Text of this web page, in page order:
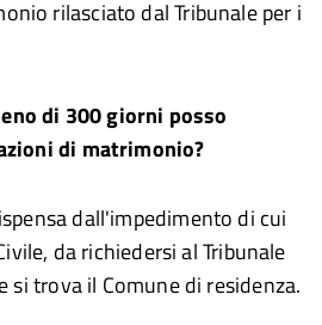
rilasciato dal Tribunale per i
di 300 giorni posso
di matrimonio?
dall'impedimento di cui
da richiedersi al Tribunale
si trova il Comune di residenza.